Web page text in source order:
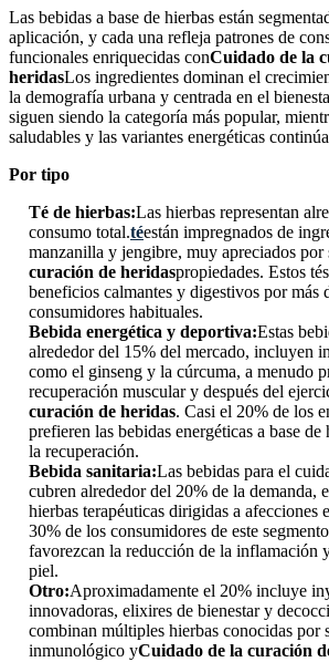
Las bebidas a base de hierbas están
aplicación, y cada una refleja patrones de
funcionales enriquecidas conCuidado de la
heridasLos ingredientes dominan el
la demografía urbana y centrada en el
siguen siendo la categoría más popular,
saludables y las variantes energéticas
Por tipo
Té de hierbas:Las hierbas representan
consumo total.téestán impregnados de
manzanilla y jengibre, muy apreciados por
curación de heridaspropiedades. Estos
beneficios calmantes y digestivos por más
consumidores habituales.
Bebida energética y deportiva:Estas
alrededor del 15% del mercado, incluyen
como el ginseng y la cúrcuma, a menudo
recuperación muscular y después del
curación de heridas. Casi el 20% de los
prefieren las bebidas energéticas a base
la recuperación.
Bebida sanitaria:Las bebidas para el
cubren alrededor del 20% de la demanda,
hierbas terapéuticas dirigidas a afecciones
30% de los consumidores de este
favorezcan la reducción de la inflamación
piel.
Otro:Aproximadamente el 20% incluye
innovadoras, elixires de bienestar y
combinan múltiples hierbas conocidas por
inmunológico yCuidado de la curación